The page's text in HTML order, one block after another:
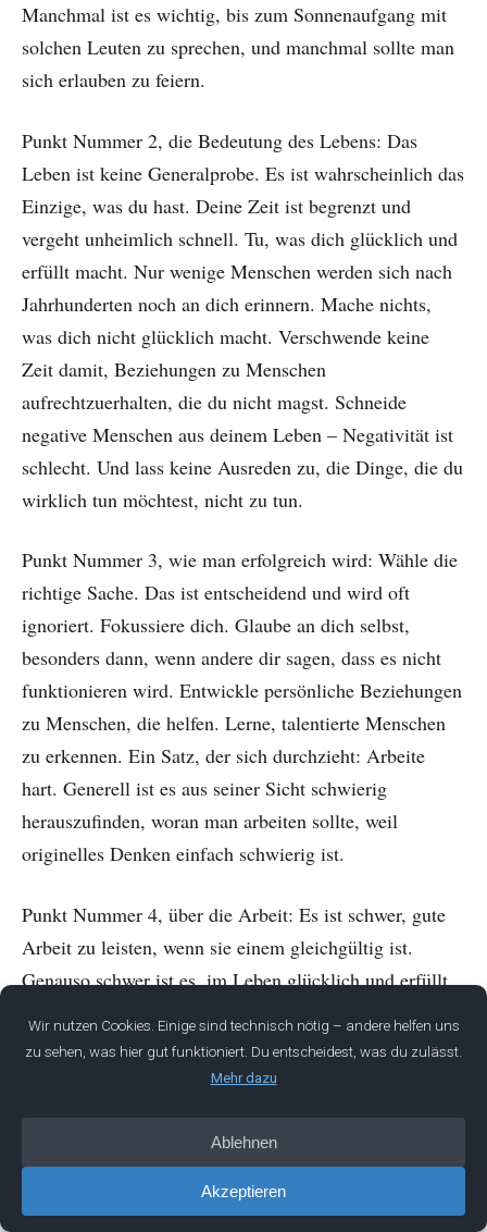
Manchmal ist es wichtig, bis zum Sonnenaufgang mit
solchen Leuten zu sprechen, und manchmal sollte man
sich erlauben zu feiern.
Punkt Nummer 2, die Bedeutung des Lebens: Das
Leben ist keine Generalprobe. Es ist wahrscheinlich das
Einzige, was du hast. Deine Zeit ist begrenzt und
vergeht unheimlich schnell. Tu, was dich glücklich und
erfüllt macht. Nur wenige Menschen werden sich nach
Jahrhunderten noch an dich erinnern. Mache nichts,
was dich nicht glücklich macht. Verschwende keine
Zeit damit, Beziehungen zu Menschen
aufrechtzuerhalten, die du nicht magst. Schneide
negative Menschen aus deinem Leben – Negativität ist
schlecht. Und lass keine Ausreden zu, die Dinge, die du
wirklich tun möchtest, nicht zu tun.
Punkt Nummer 3, wie man erfolgreich wird: Wähle die
richtige Sache. Das ist entscheidend und wird oft
ignoriert. Fokussiere dich. Glaube an dich selbst,
besonders dann, wenn andere dir sagen, dass es nicht
funktionieren wird. Entwickle persönliche Beziehungen
zu Menschen, die helfen. Lerne, talentierte Menschen
zu erkennen. Ein Satz, der sich durchzieht: Arbeite
hart. Generell ist es aus seiner Sicht schwierig
herauszufinden, woran man arbeiten sollte, weil
originelles Denken einfach schwierig ist.
Punkt Nummer 4, über die Arbeit: Es ist schwer, gute
Arbeit zu leisten, wenn sie einem gleichgültig ist.
Genauso schwer ist es, im Leben glücklich und erfüllt
macht. Arbeite sehr hart, aber nicht so hart, dass dir der
Rest deines Lebens entgeht. Viele Menschen werden
arbeiten. Strebe danach, der Beste der Welt zu sein in
allem, was du beruflich tust. Selbst wenn du scheiterst,
wirst du wahrscheinlich an einem ziemlich guten Ort